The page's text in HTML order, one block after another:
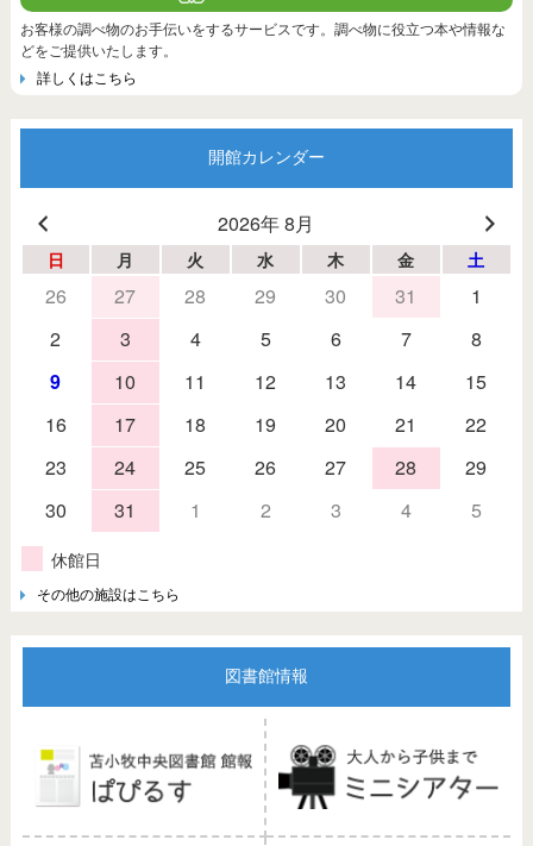
お客様の調べ物のお手伝いをするサービスです。調べ物に役立つ本や情報な
どをご提供いたします。
詳しくはこちら
開館カレンダー
2026年 8月
日 月 火 水 木 金 土
26 27 28 29 30 31
1
2
3 4 5 6 7
8
9
10 11 12 13 14
15
16
17 18 19 20 21
22
23
24 25 26 27 28
29
30
31 1 2 3 4 5
休館日
その他の施設はこちら
図書館情報